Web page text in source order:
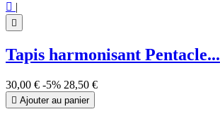
 |

Tapis harmonisant Pentacle...
30,00 € -5% 28,50 €
 Ajouter au panier